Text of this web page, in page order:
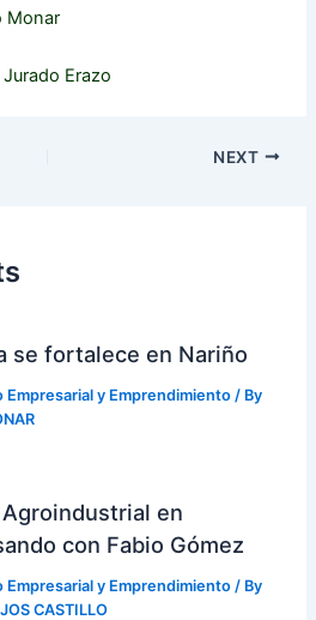
Monar
Erazo
NEXT
se fortalece en Nariño
Empresarial y Emprendimiento / By
en
con Fabio Gómez
Empresarial y Emprendimiento / By
CASTILLO